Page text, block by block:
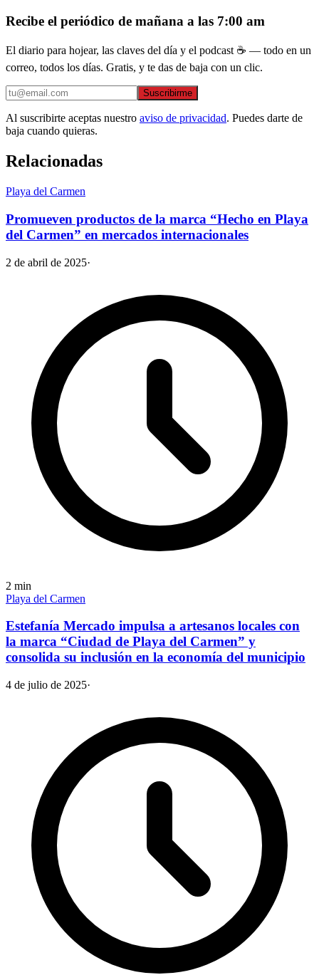
Recibe el periódico de mañana a las 7:00 am
El diario para hojear, las claves del día y el podcast ☕ — todo en un
correo, todos los días. Gratis, y te das de baja con un clic.
Suscribirme
Al suscribirte aceptas nuestro aviso de privacidad. Puedes darte de
baja cuando quieras.
Relacionadas
Playa del Carmen
Promueven productos de la marca “Hecho en Playa
del Carmen” en mercados internacionales
2 de abril de 2025·
2 min
Playa del Carmen
Estefanía Mercado impulsa a artesanos locales con
la marca “Ciudad de Playa del Carmen” y
consolida su inclusión en la economía del municipio
4 de julio de 2025·